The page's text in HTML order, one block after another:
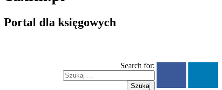
Portal dla księgowych
Search for:
Szukaj